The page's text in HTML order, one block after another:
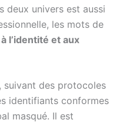
deux univers est aussi
les mots de
l’identité et aux
suivant des protocoles
identifiants conformes
masqué. Il est